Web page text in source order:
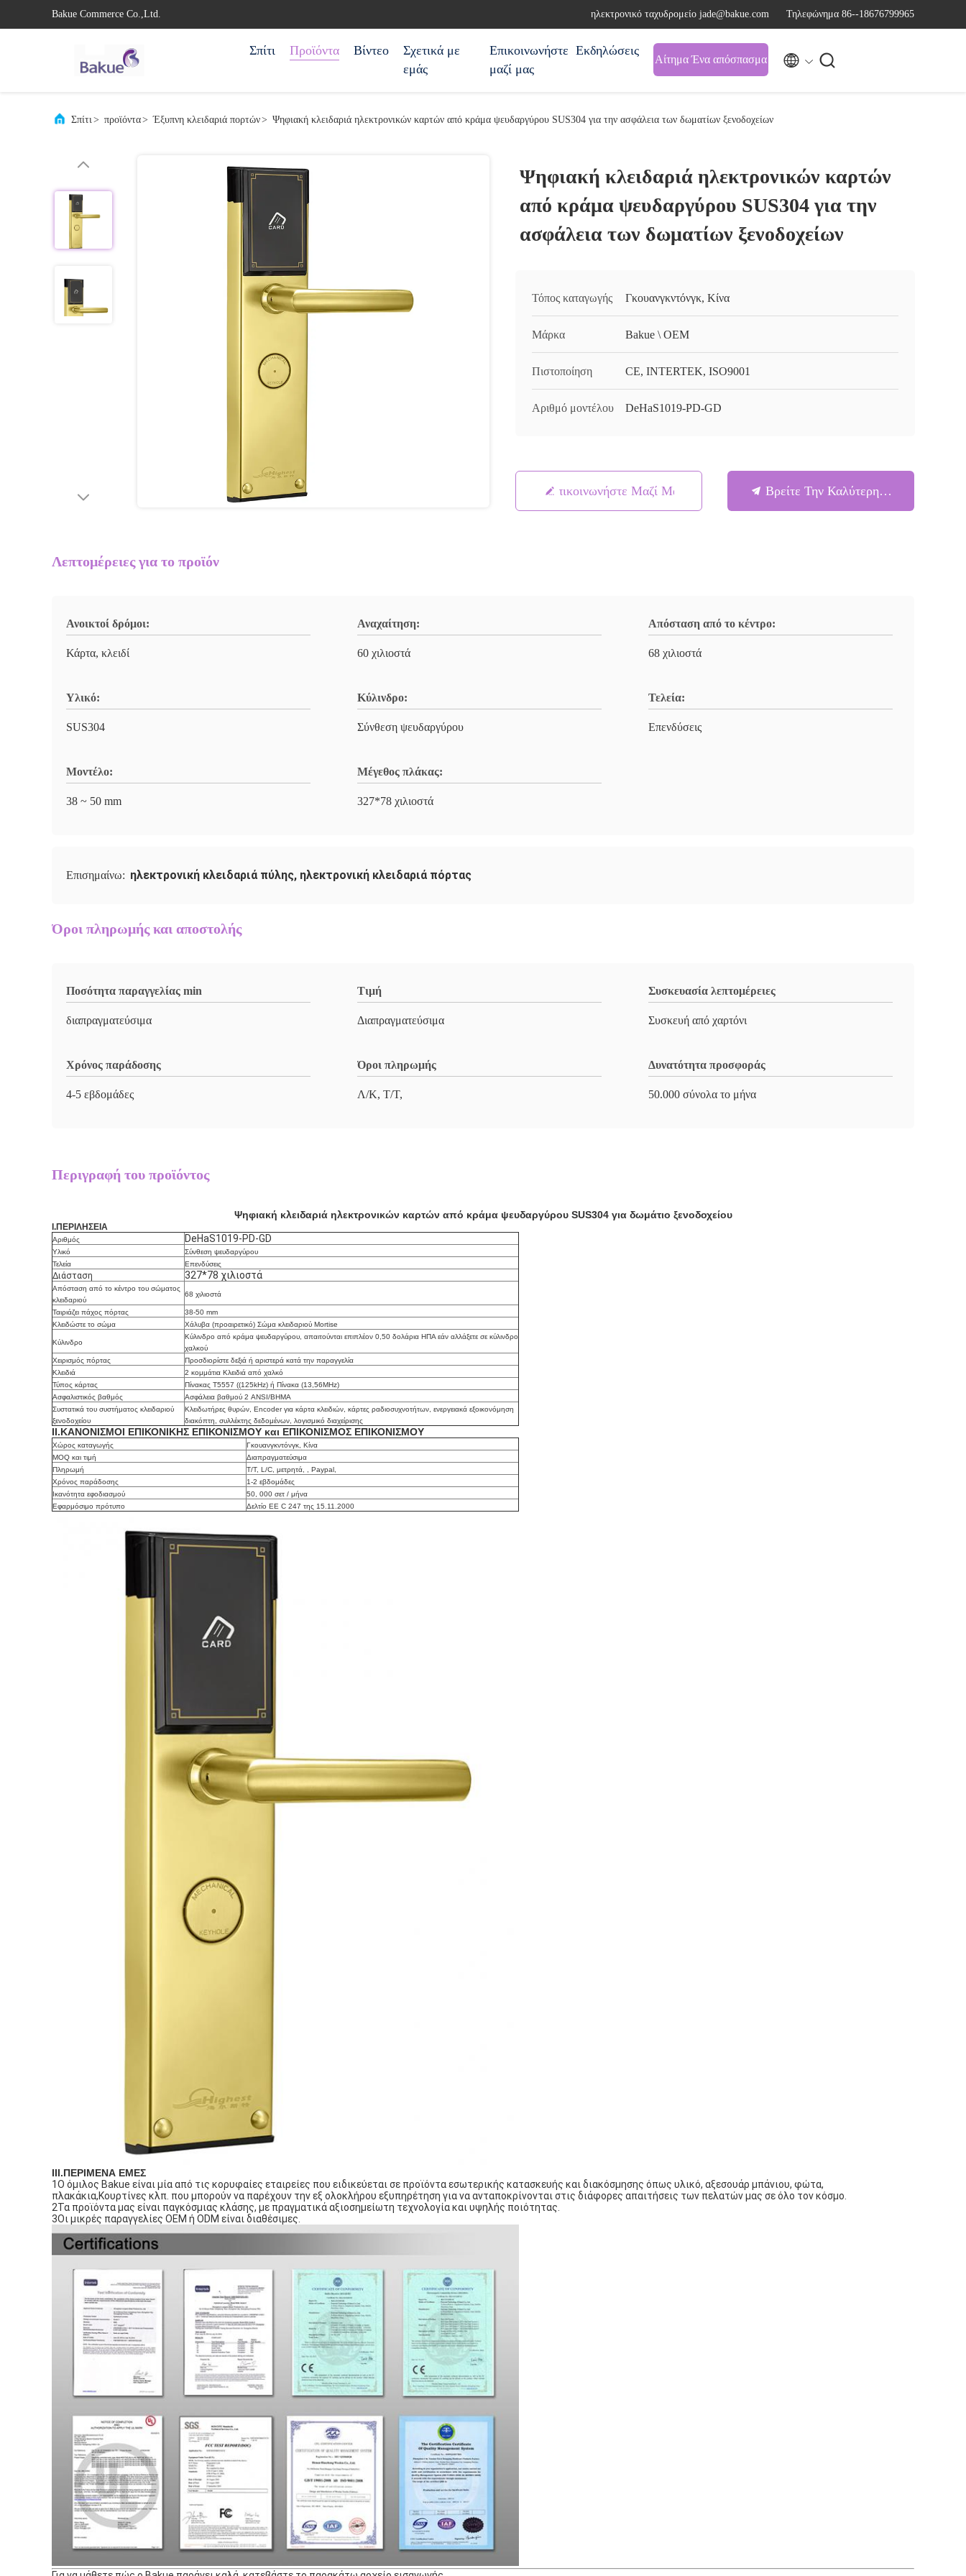
Bakue Commerce Co.,Ltd. ηλεκτρονικό ταχυδρομείο jade@bakue.com Τηλεφώνημα 86--18676799965
Σπίτι Προϊόντα Βίντεο
Σχετικά με
εμάς
Επικοινωνήστε
μαζί μας
Εκδηλώσεις
Αίτημα Ένα απόσπασμα  
Σπίτι> προϊόντα> Έξυπνη κλειδαριά πορτών> Ψηφιακή κλειδαριά ηλεκτρονικών καρτών από κράμα ψευδαργύρου SUS304 για την ασφάλεια των δωματίων ξενοδοχείων
Ψηφιακή κλειδαριά ηλεκτρονικών καρτών
από κράμα ψευδαργύρου SUS304 για την
ασφάλεια των δωματίων ξενοδοχείων
Τόπος καταγωγής Γκουανγκντόνγκ, Κίνα
Μάρκα Bakue \ OEM
Πιστοποίηση CE, INTERTEK, ISO9001
Αριθμό μοντέλου DeHaS1019-PD-GD
Επικοινωνήστε Μαζί Μας Βρείτε Την Καλύτερη Τιμή
Λεπτομέρειες για το προϊόν
Ανοικτοί δρόμοι:
Κάρτα, κλειδί
Αναχαίτηση:
60 χιλιοστά
Απόσταση από το κέντρο:
68 χιλιοστά
Υλικό:
SUS304
Κύλινδρο:
Σύνθεση ψευδαργύρου
Τελεία:
Επενδύσεις
Μοντέλο:
38 ~ 50 mm
Μέγεθος πλάκας:
327*78 χιλιοστά
Επισημαίνω: ηλεκτρονική κλειδαριά πύλης, ηλεκτρονική κλειδαριά πόρτας
Όροι πληρωμής και αποστολής
Ποσότητα παραγγελίας min
διαπραγματεύσιμα
Τιμή
Διαπραγματεύσιμα
Συσκευασία λεπτομέρειες
Συσκευή από χαρτόνι
Χρόνος παράδοσης
4-5 εβδομάδες
Όροι πληρωμής
Λ/Κ, Τ/Τ,
Δυνατότητα προσφοράς
50.000 σύνολα το μήνα
Περιγραφή του προϊόντος
Ψηφιακή κλειδαριά ηλεκτρονικών καρτών από κράμα ψευδαργύρου SUS304 για δωμάτιο ξενοδοχείου
Ι.ΠΕΡΙΛΗΣΕΙΑ
Αριθμός DeHaS1019-PD-GD
Υλικό
Σύνθεση ψευδαργύρου
Τελεία
Επενδύσεις
Διάσταση 327*78 χιλιοστά
Απόσταση από το κέντρο του σώματος
κλειδαριού
68 χιλιοστά
Ταιριάζει πάχος πόρτας
38-50 mm
Κλειδώστε το σώμα
Χάλυβα (προαιρετικό) Σώμα κλειδαριού Mortise
Κύλινδρο
Κύλινδρο από κράμα ψευδαργύρου, απαιτούνται επιπλέον 0,50 δολάρια ΗΠΑ εάν αλλάξετε σε κύλινδρο
χαλκού
Χειρισμός πόρτας
Προσδιορίστε δεξιά ή αριστερά κατά την παραγγελία
Κλειδιά
2 κομμάτια Κλειδιά από χαλκό
Τύπος κάρτας
Πίνακας T5557 ((125kHz) ή Πίνακα (13,56MHz)
Ασφαλιστικός βαθμός
Ασφάλεια βαθμού 2 ANSI/BHMA
Συστατικά του συστήματος κλειδαριού
ξενοδοχείου
Κλειδωτήρες θυρών, Encoder για κάρτα κλειδιών, κάρτες ραδιοσυχνοτήτων, ενεργειακά εξοικονόμηση
διακόπτη, συλλέκτης δεδομένων, λογισμικό διαχείρισης
ΙΙ.ΚΑΝΟΝΙΣΜΟΙ ΕΠΙΚΟΝΙΚΗΣ ΕΠΙΚΟΝΙΣΜΟΥ και ΕΠΙΚΟΝΙΣΜΟΣ ΕΠΙΚΟΝΙΣΜΟΥ
Χώρος καταγωγής
Γκουανγκντόνγκ, Κίνα
MOQ και τιμή
Διαπραγματεύσιμα
Πληρωμή
Τ/Τ, L/C, μετρητά, , Paypal,
Χρόνος παράδοσης
1-2 εβδομάδες
Ικανότητα εφοδιασμού
50, 000 σετ / μήνα
Εφαρμόσιμο πρότυπο
Δελτίο ΕΕ C 247 της 15.11.2000
ΙΙΙ.ΠΕΡΙΜΕΝΑ ΕΜΕΣ
1Ο όμιλος Bakue είναι μία από τις κορυφαίες εταιρείες που ειδικεύεται σε προϊόντα εσωτερικής κατασκευής και διακόσμησης όπως υλικό, αξεσουάρ μπάνιου, φώτα,
πλακάκια,Κουρτίνες κλπ. που μπορούν να παρέχουν την εξ ολοκλήρου εξυπηρέτηση για να ανταποκρίνονται στις διάφορες απαιτήσεις των πελατών μας σε όλο τον κόσμο.
2Τα προϊόντα μας είναι παγκόσμιας κλάσης, με πραγματικά αξιοσημείωτη τεχνολογία και υψηλής ποιότητας.
3Οι μικρές παραγγελίες OEM ή ODM είναι διαθέσιμες.